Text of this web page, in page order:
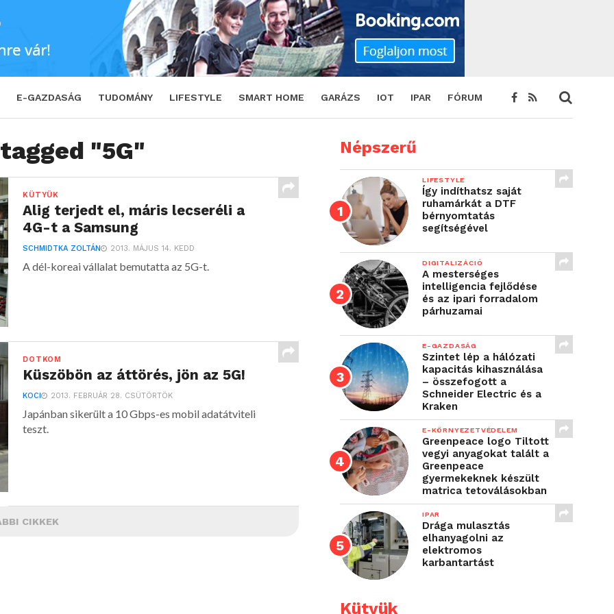
E-GAZDASÁG TUDOMÁNY LIFESTYLE SMART HOME GARÁZS IOT IPAR FÓRUM
"5G"
KÜTYÜK
Alig terjedt el, máris lecseréli a
4G-t a Samsung
SCHMIDTKA ZOLTÁN 2013. MÁJUS 14. KEDD
A dél-koreai vállalat bemutatta az 5G-t.
DOTKOM
Küszöbön az áttörés, jön az 5G!
KOCI 2013. FEBRUÁR 28. CSÜTÖRTÖK
Japánban sikerült a 10 Gbps-es mobil adatátviteli
teszt.
CIKKEK
Népszerű
LIFESTYLE
Így indíthatsz saját
ruhamárkát a DTF
bérnyomtatás
segítségével
DIGITALIZÁCIÓ
A mesterséges
intelligencia fejlődése
és az ipari forradalom
párhuzamai
E-GAZDASÁG
Szintet lép a hálózati
kapacitás kihasználása
– összefogott a
Schneider Electric és a
Kraken
E-KÖRNYEZETVÉDELEM
Greenpeace logo Tiltott
vegyi anyagokat talált a
Greenpeace
gyermekeknek készült
matrica tetoválásokban
IPAR
Drága mulasztás
elhanyagolni az
elektromos
karbantartást
Kütyük